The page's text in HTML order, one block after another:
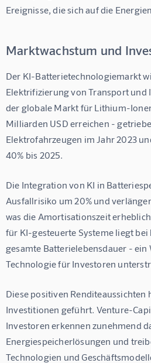
Ereignisse, die sich auf die
Marktwachstum und
Der KI-Batterietechnologiemarkt
Elektrifizierung von Transport
der globale Markt für Lithium-
Milliarden USD erreichen -
Elektrofahrzeugen im Jahr 2023
40% bis 2025.
Die Integration von KI in
Ausfallrisiko um 20% und
was die Amortisationszeit
für KI-gesteuerte Systeme liegt
gesamte Batterielebensdauer -
Technologie für Investoren
Diese positiven
Investitionen geführt. Venture-
Investoren erkennen zunehmend
Energiespeicherlösungen und
Technologien und